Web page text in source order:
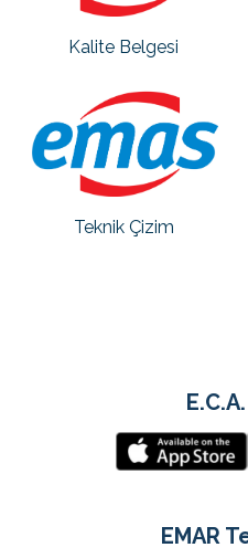
Kalite Belgesi
Teknik Çizim
EMAR